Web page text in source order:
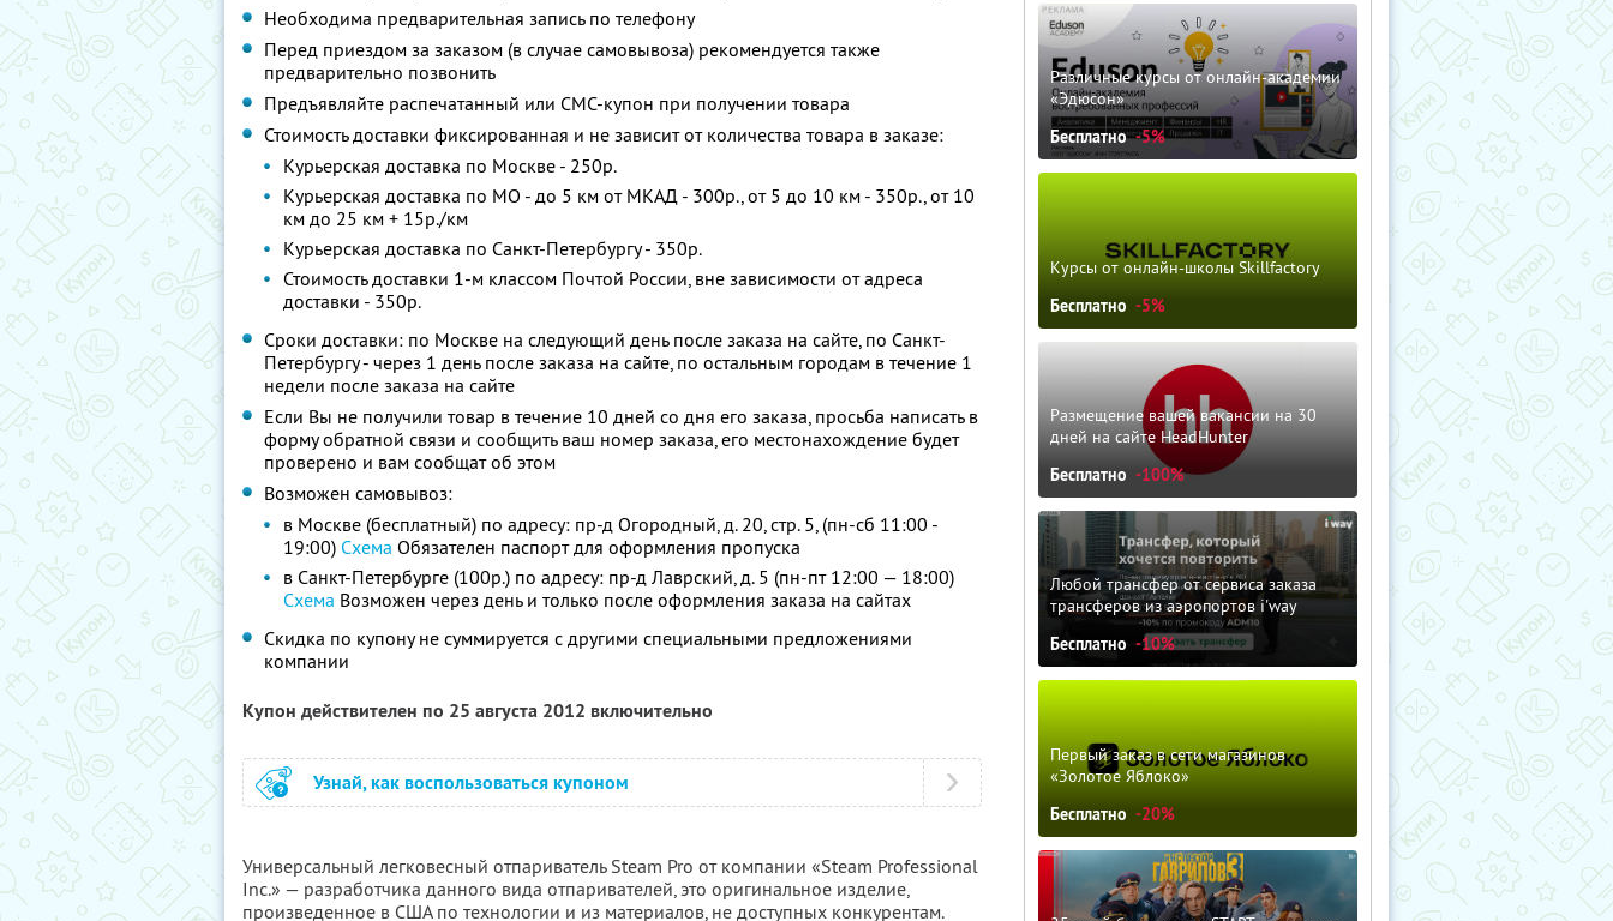
Необходима предварительная запись по телефону
Перед приездом за заказом (в случае самовывоза) рекомендуется также
предварительно позвонить
Предъявляйте распечатанный или СМС-купон при получении товара
Стоимость доставки фиксированная и не зависит от количества товара в заказе:
Курьерская доставка по Москве - 250р.
Курьерская доставка по МО - до 5 км от МКАД - 300р., от 5 до 10 км - 350р., от 10
км до 25 км + 15р./км
Курьерская доставка по Санкт-Петербургу - 350р.
Стоимость доставки 1-м классом Почтой России, вне зависимости от адреса
доставки - 350р.
Сроки доставки: по Москве на следующий день после заказа на сайте, по Санкт-
Петербургу - через 1 день после заказа на сайте, по остальным городам в течение 1
недели после заказа на сайте
Если Вы не получили товар в течение 10 дней со дня его заказа, просьба написать в
форму обратной связи и сообщить ваш номер заказа, его местонахождение будет
проверено и вам сообщат об этом
Возможен самовывоз:
в Москве (бесплатный) по адресу: пр-д Огородный, д. 20, стр. 5, (пн-сб 11:00 -
19:00) Схема Обязателен паспорт для оформления пропуска
в Санкт-Петербурге (100р.) по адресу: пр-д Лаврский, д. 5 (пн-пт 12:00 — 18:00)
Схема Возможен через день и только после оформления заказа на сайтах
Скидка по купону не суммируется с другими специальными предложениями
компании
Купон действителен по 25 августа 2012 включительно
Узнай, как воспользоваться купоном
Универсальный легковесный отпариватель Steam Pro от компании «Steam Professional
Inc.» — разработчика данного вида отпаривателей, это оригинальное изделие,
произведенное в США по технологии и из материалов, не доступных конкурентам.
Различные курсы от онлайн-академии
«Эдюсон»
Бесплатно -5%
Курсы от онлайн-школы Skillfactory
Бесплатно -5%
Размещение вашей вакансии на 30
дней на сайте HeadHunter
Бесплатно -100%
Любой трансфер от сервиса заказа
трансферов из аэропортов i'way
Бесплатно -10%
Первый заказ в сети магазинов
«Золотое Яблоко»
Бесплатно -20%